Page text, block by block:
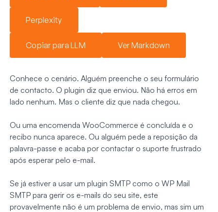
Perplexity
Copiar para LLM Ver Markdown
Conhece o cenário. Alguém preenche o seu formulário
de contacto. O plugin diz que enviou. Não há erros em
lado nenhum. Mas o cliente diz que nada chegou.
Ou uma encomenda WooCommerce é concluída e o
recibo nunca aparece. Ou alguém pede a reposição da
palavra-passe e acaba por contactar o suporte frustrado
após esperar pelo e-mail.
Se já estiver a usar um plugin SMTP como o WP Mail
SMTP para gerir os e-mails do seu site, este
provavelmente não é um problema de envio, mas sim um